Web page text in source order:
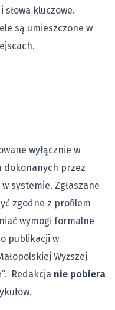
słowa kluczowe.
są umieszczone w
wyłącznie w
dokonanych przez
systemie. Zgłaszane
zgodne z profilem
wymogi formalne
publikacji w
Wyższej
Redakcja nie pobiera